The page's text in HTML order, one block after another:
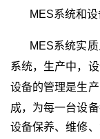
MES系统和设
MES系统实
系统，生产中，
设备的管理是生
成，为每一台设
设备保养、维修